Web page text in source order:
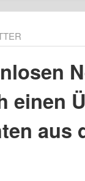
einen
aus